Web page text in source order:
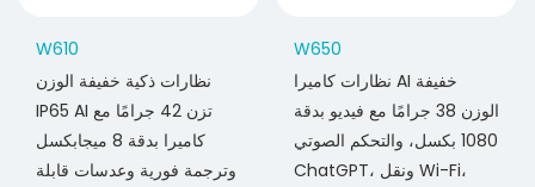
W610
نظارات ذكية خفيفة الوزن
IP65 AI تزن 42 جرامًا مع
كاميرا بدقة 8 ميجابكسل
وترجمة فورية وعدسات قابلة
W650
نظارات كاميرا AI خفيفة
الوزن 38 جرامًا مع فيديو بدقة
1080 بكسل، والتحكم الصوتي
ChatGPT، ونقل Wi-Fi،